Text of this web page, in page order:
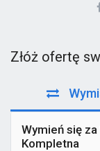
Złóż ofertę
Wymień się
Kompletna